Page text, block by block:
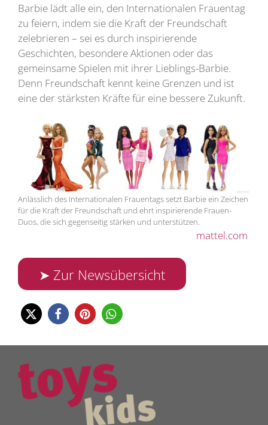
Barbie lädt alle ein, den Internationalen Frauentag
zu feiern, indem sie die Kraft der Freundschaft
zelebrieren – sei es durch inspirierende
Geschichten, besondere Aktionen oder das
gemeinsame Spielen mit ihrer Lieblings-Barbie.
Denn Freundschaft kennt keine Grenzen und ist
eine der stärksten Kräfte für eine bessere Zukunft.
Anlässlich des Internationalen Frauentags setzt Barbie ein Zeichen
für die Kraft der Freundschaft und ehrt inspirierende Frauen-
Duos, die sich gegenseitig stärken und unterstützen.
mattel.com
➤ Zur Newsübersicht